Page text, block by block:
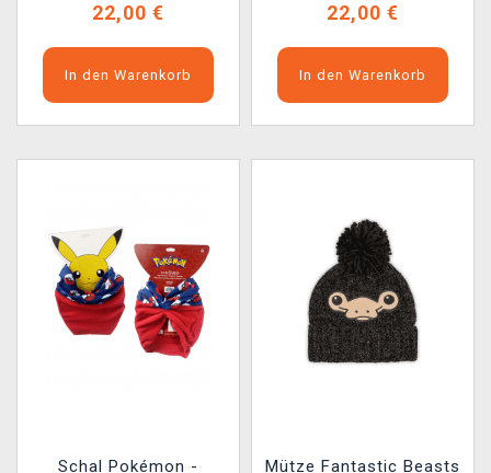
22,00 €
In den Warenkorb
22,00 €
In den Warenkorb
Schal Pokémon - Mütze Fantastic Beasts